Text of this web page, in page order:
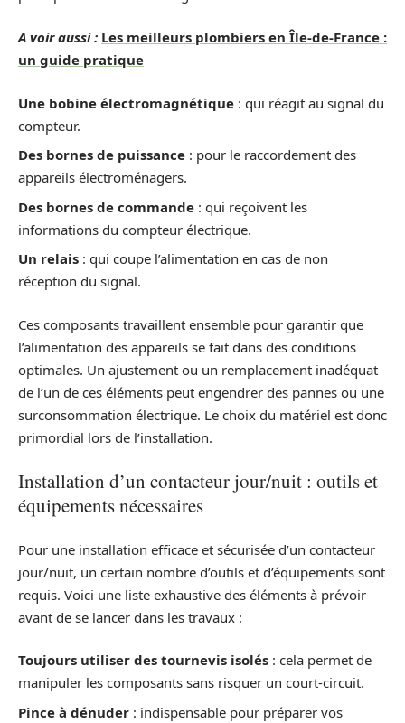
A voir aussi : Les meilleurs plombiers en Île-de-France :
un guide pratique
Une bobine électromagnétique : qui réagit au signal du
compteur.
Des bornes de puissance : pour le raccordement des
appareils électroménagers.
Des bornes de commande : qui reçoivent les
informations du compteur électrique.
Un relais : qui coupe l’alimentation en cas de non
réception du signal.
Ces composants travaillent ensemble pour garantir que
l’alimentation des appareils se fait dans des conditions
optimales. Un ajustement ou un remplacement inadéquat
de l’un de ces éléments peut engendrer des pannes ou une
surconsommation électrique. Le choix du matériel est donc
primordial lors de l’installation.
Installation d’un contacteur jour/nuit : outils et
équipements nécessaires
Pour une installation efficace et sécurisée d’un contacteur
jour/nuit, un certain nombre d’outils et d’équipements sont
requis. Voici une liste exhaustive des éléments à prévoir
avant de se lancer dans les travaux :
Toujours utiliser des tournevis isolés : cela permet de
manipuler les composants sans risquer un court-circuit.
Pince à dénuder : indispensable pour préparer vos